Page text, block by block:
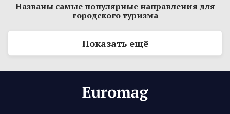
Названы самые популярные направления для
городского туризма
Показать ещё